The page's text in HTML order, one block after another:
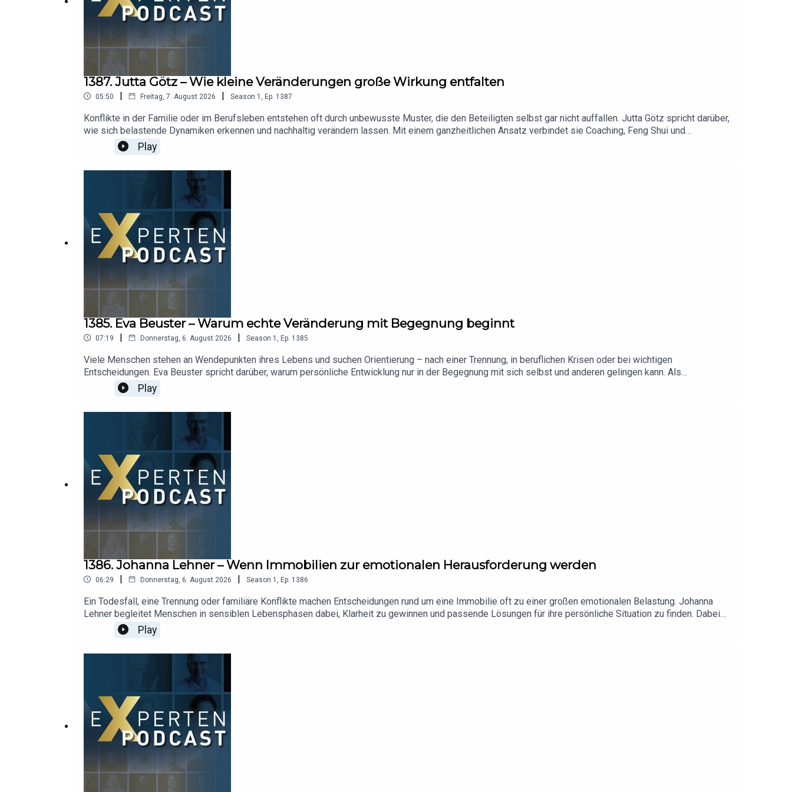
1387. Jutta Götz – Wie kleine Veränderungen große Wirkung entfalten
05:50 | Freitag, 7. August 2026 | Season 1 Ep. 1387
Konflikte in der Familie oder im Berufsleben entstehen oft durch unbewusste Muster, die den Beteiligten selbst gar nicht auffallen. Jutta Götz spricht darüber,
wie sich belastende Dynamiken erkennen und nachhaltig verändern lassen. Mit einem ganzheitlichen Ansatz verbindet sie Coaching, Feng Shui und
systemisches Denken, um mehr Klarheit, innere Stärke und harmonische Beziehungen zu fördern. Dabei zeigt sie, wie schon kleine Veränderungen – etwa in
der Raumgestaltung oder in gewohnten Strukturen – das Miteinander positiv beeinflussen können. Eine Podcastfolge über persönliche Entwicklung, neue
Play
1385. Eva Beuster – Warum echte Veränderung mit Begegnung beginnt
07:19 | Donnerstag, 6. August 2026 | Season 1 Ep. 1385
Viele Menschen stehen an Wendepunkten ihres Lebens und suchen Orientierung – nach einer Trennung, in beruflichen Krisen oder bei wichtigen
Entscheidungen. Eva Beuster spricht darüber, warum persönliche Entwicklung nur in der Begegnung mit sich selbst und anderen gelingen kann. Als
systemische Familientherapeutin, Sozialarbeiterin und Ergotherapeutin begleitet sie Menschen dabei, Ängste zu verstehen, innere Blockaden zu lösen und
neue Perspektiven für ihren eigenen Weg zu entwickeln. Dabei betrachtet sie den Menschen immer als Ganzes und verbindet körperliche, emotionale und
Play
1386. Johanna Lehner – Wenn Immobilien zur emotionalen Herausforderung werden
06:29 | Donnerstag, 6. August 2026 | Season 1 Ep. 1386
Ein Todesfall, eine Trennung oder familiäre Konflikte machen Entscheidungen rund um eine Immobilie oft zu einer großen emotionalen Belastung. Johanna
Lehner begleitet Menschen in sensiblen Lebensphasen dabei, Klarheit zu gewinnen und passende Lösungen für ihre persönliche Situation zu finden. Dabei
verbindet sie ihre Immobilienexpertise mit empathischer Begleitung und unterstützt ihre Klienten dabei, schwierige Entscheidungen mit mehr Sicherheit und
Ruhe zu treffen. Ob Verkauf, Neuorientierung oder Konflikte innerhalb der Familie – im Mittelpunkt steht immer der Mensch hinter der Immobilie. Eine
Play